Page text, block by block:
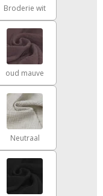
Broderie wit
oud mauve
Neutraal